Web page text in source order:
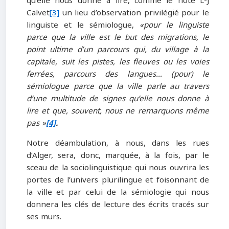
Calvet[3] un lieu d’observation privilégié pour le
linguiste et le sémiologue, «pour le linguiste
parce que la ville est le but des migrations, le
point ultime d’un parcours qui, du village à la
capitale, suit les pistes, les fleuves ou les voies
ferrées, parcours des langues… (pour) le
sémiologue parce que la ville parle au travers
d’une multitude de signes qu’elle nous donne à
lire et que, souvent, nous ne remarquons même
pas »[4].
Notre déambulation, à nous, dans les rues
d’Alger, sera, donc, marquée, à la fois, par le
sceau de la sociolinguistique qui nous ouvrira les
portes de l’univers plurilingue et foisonnant de
la ville et par celui de la sémiologie qui nous
donnera les clés de lecture des écrits tracés sur
ses murs.